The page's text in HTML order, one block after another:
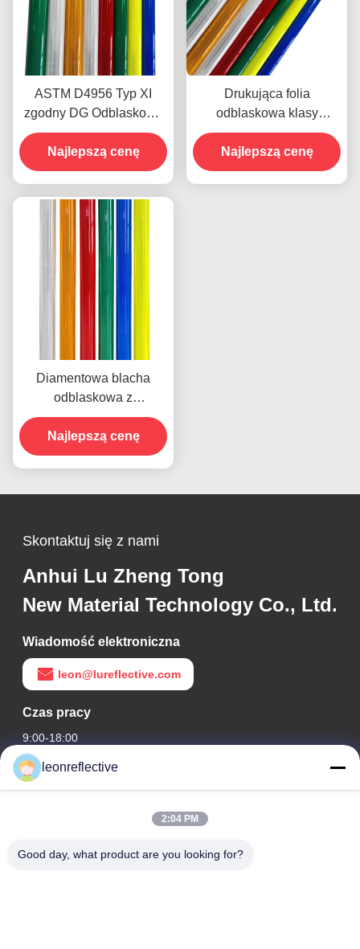
ASTM D4956 Typ XI
zgodny DG Odblaskowa
arkusz diamentowy z
klejem wrażliwym na
ciśnienie do znaków
Najlepszą cenę
Drukująca folia
odblaskowa klasy
diamentowej o wysokiej
odblaskowości i mikro
pryzmatycznej strukturze
Najlepszą cenę
Diamentowa blacha
odblaskowa z
technologią
mikropryzmatyczną na 10
lat
Najlepszą cenę
Skontaktuj się z nami
Anhui Lu Zheng Tong
New Material Technology Co., Ltd.
Wiadomość elektroniczna
leon@lureflective.com
Czas pracy
9:00-18:00
Nasz adres
2 piętro, budynek D2, Huayi Science and Technology Park,
leonreflective
2:04 PM
Good day, what product are you looking for?